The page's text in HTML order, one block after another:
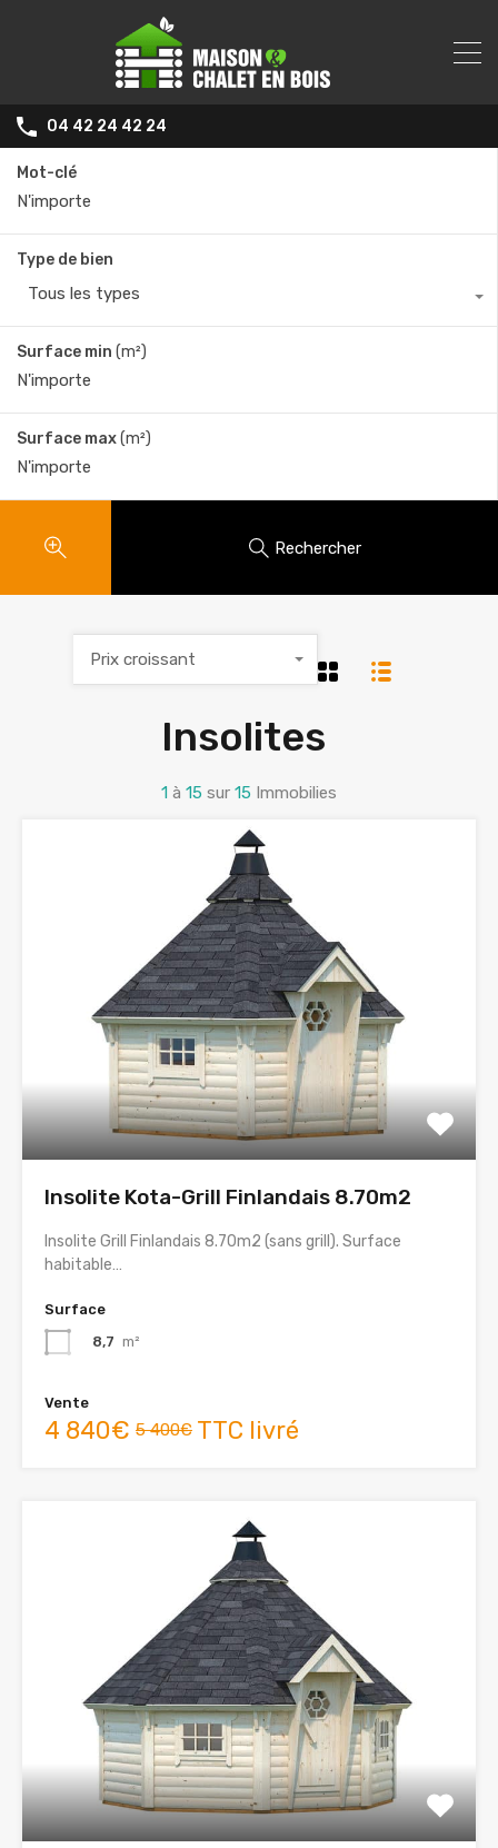
04 42 24 42 24
Mot-clé
Type de bien
Tous les types
Surface min (m²)
Surface max(m²)
Rechercher
Insolites
1 à 15 sur 15 Immobilies
Prix croissant
Insolite Kota-Grill Finlandais 8.70m2
Insolite Grill Finlandais 8.70m2 (sans grill). Surface
habitable…
Surface
8,7 m²
Vente
4 840€ 5 400€ TTC livré